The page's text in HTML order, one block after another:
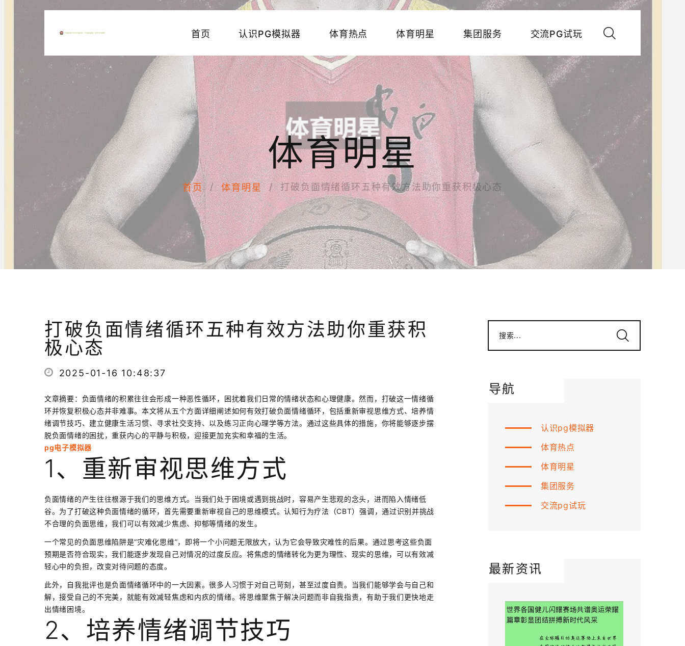
首页 认识PG模拟器 体育热点 体育明星 集团服务 交流PG试玩
体育明星
首页 体育明星 打破负面情绪循环五种有效方法助你重获积极心态
打破负面情绪循环五种有效方法助你重获积
极心态
2025-01-16 10:48:37
文章摘要：负面情绪的积累往往会形成一种恶性循环，困扰着我们日常的情绪状态和心理健康。然而，打破这一情绪循
环并恢复积极心态并非难事。本文将从五个方面详细阐述如何有效打破负面情绪循环，包括重新审视思维方式、培养情
绪调节技巧、建立健康生活习惯、寻求社交支持、以及练习正向心理学等方法。通过这些具体的措施，你将能够逐步摆
脱负面情绪的困扰，重获内心的平静与积极，迎接更加充实和幸福的生活。
pg电子模拟器
1、重新审视思维方式
负面情绪的产生往往根源于我们的思维方式。当我们处于困境或遇到挑战时，容易产生悲观的念头，进而陷入情绪低
谷。为了打破这种负面情绪的循环，首先需要重新审视自己的思维模式。认知行为疗法（CBT）强调，通过识别并挑战
不合理的负面思维，我们可以有效减少焦虑、抑郁等情绪的发生。
一个常见的负面思维陷阱是“灾难化思维”，即将一个小问题无限放大，认为它会导致灾难性的后果。通过思考这些负面
预期是否符合现实，我们能逐步发现自己对情况的过度反应。将焦虑的情绪转化为更为理性、现实的思维，可以有效减
轻心中的负担，改变对待问题的态度。
此外，自我批评也是负面情绪循环中的一大因素。很多人习惯于对自己苛刻，甚至过度自责。当我们能够学会与自己和
解，接受自己的不完美，就能有效减轻焦虑和内疚的情绪。将思维聚焦于解决问题而非自我指责，有助于我们更快地走
出情绪困境。
2、培养情绪调节技巧
搜索...
导航
认识pg模拟器
体育热点
体育明星
集团服务
交流pg试玩
最新资讯